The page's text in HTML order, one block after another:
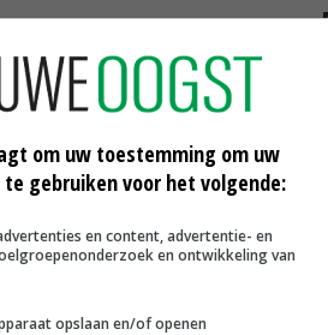
Vleeskalveren week 34
08-2016
vleeskalveren week 32
afzetkanaal biologisch
om uw toestemming om uw
gebruiken voor het volgende:
en content, advertentie- en
en ontwikkeling van
opslaan en/of openen